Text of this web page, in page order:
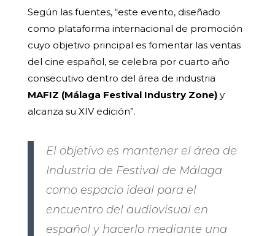
Según las fuentes, “este evento, diseñado
como plataforma internacional de promoción
cuyo objetivo principal es fomentar las ventas
del cine español, se celebra por cuarto año
consecutivo dentro del área de industria
MAFIZ (Málaga Festival Industry Zone)y
alcanza su XIV edición”.
El objetivo es mantener el área de
Industria de Festival de Málaga
como espacio ideal para el
encuentro del audiovisual en
español y hacerlo mediante una